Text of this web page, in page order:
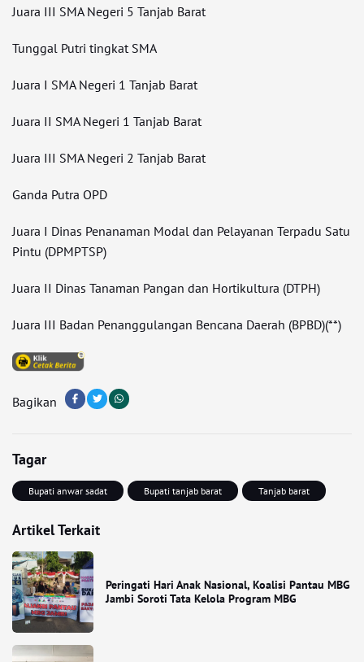
Juara III SMA Negeri 5 Tanjab Barat
Tunggal Putri tingkat SMA
Juara I SMA Negeri 1 Tanjab Barat
Juara II SMA Negeri 1 Tanjab Barat
Juara III SMA Negeri 2 Tanjab Barat
Ganda Putra OPD
Juara I Dinas Penanaman Modal dan Pelayanan Terpadu Satu
Pintu (DPMPTSP)
Juara II Dinas Tanaman Pangan dan Hortikultura (DTPH)
Juara III Badan Penanggulangan Bencana Daerah (BPBD)(**)
Bagikan
Tagar
Bupati anwar sadat Bupati tanjab barat Tanjab barat
Artikel Terkait
Peringati Hari Anak Nasional, Koalisi Pantau MBG
Jambi Soroti Tata Kelola Program MBG